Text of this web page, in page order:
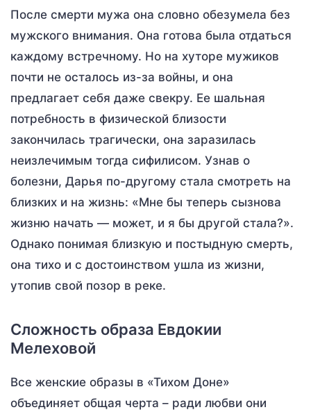
После смерти мужа она словно обезумела без
мужского внимания. Она готова была отдаться
каждому встречному. Но на хуторе мужиков
почти не осталось из-за войны, и она
предлагает себя даже свекру. Ее шальная
потребность в физической близости
закончилась трагически, она заразилась
неизлечимым тогда сифилисом. Узнав о
болезни, Дарья по-другому стала смотреть на
близких и на жизнь: «Мне бы теперь сызнова
жизню начать — может, и я бы другой стала?».
Однако понимая близкую и постыдную смерть,
она тихо и с достоинством ушла из жизни,
утопив свой позор в реке.
Сложность образа Евдокии
Мелеховой
Все женские образы в «Тихом Доне»
объединяет общая черта – ради любви они